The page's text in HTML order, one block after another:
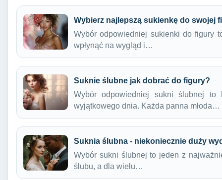
Wybierz najlepszą sukienkę do swojej
Wybór odpowiedniej sukienki do figury
wpłynąć na wygląd i…
Suknie ślubne jak dobrać do figury?
Wybór odpowiedniej sukni ślubnej to
wyjątkowego dnia. Każda panna młoda…
Suknia ślubna - niekoniecznie duży
Wybór sukni ślubnej to jeden z
ślubu, a dla wielu…